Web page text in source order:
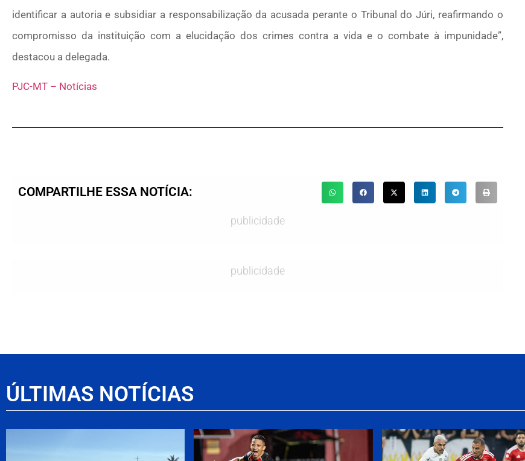
identificar a autoria e subsidiar a responsabilização da acusada perante o Tribunal do Júri, reafirmando o
compromisso da instituição com a elucidação dos crimes contra a vida e o combate à impunidade”,
destacou a delegada.
PJC-MT – Notícias
COMPARTILHE ESSA NOTÍCIA:
publicidade
publicidade
ÚLTIMAS NOTÍCIAS